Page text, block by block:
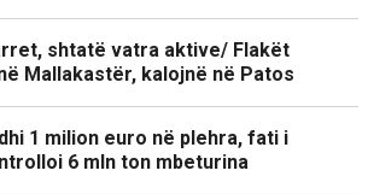
shtatë vatra aktive/ Flakët
Mallakastër, kalojnë në Patos
1 milion euro në plehra, fati i
6 mln ton mbeturina